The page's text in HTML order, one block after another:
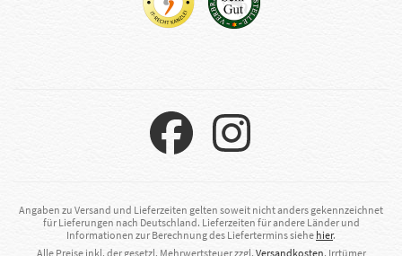
Angaben zu Versand und Lieferzeiten gelten soweit nicht anders gekennzeichnet
für Lieferungen nach Deutschland. Lieferzeiten für andere Länder und
Informationen zur Berechnung des Liefertermins siehe hier.
Alle Preise inkl. der gesetzl. Mehrwertsteuer zzgl. Versandkosten. Irrtümer